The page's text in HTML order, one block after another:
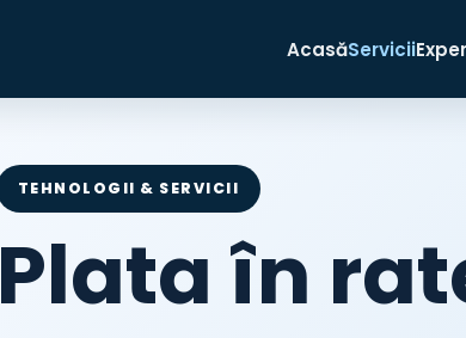
AcasăServicii
TEHNOLOGII & SERVICII
Plata în